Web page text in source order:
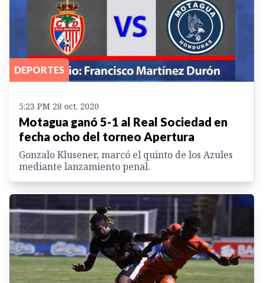
DEPORTES
5:23 PM 28 oct. 2020
Motagua ganó 5-1 al Real Sociedad en
fecha ocho del torneo Apertura
Gonzalo Klusener, marcó el quinto de los Azules
mediante lanzamiento penal.